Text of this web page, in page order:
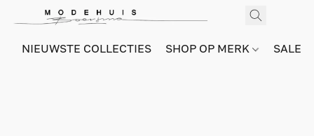
NIEUWSTE COLLECTIES SHOP OP MERK SALE